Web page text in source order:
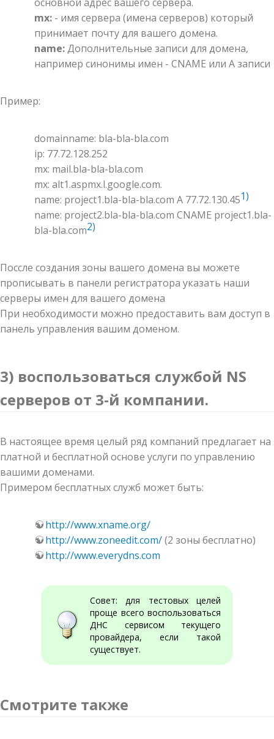
mx: - имя сервера (имена серверов) который
принимает почту для вашего домена.
name:Дополнительные записи для домена,
например синонимы имен - CNAME или A записи
Пример:
domainname: bla-bla-bla.com
ip: 77.72.128.252
mx: mail.bla-bla-bla.com
mx: alt1.aspmx.l.google.com.
name: project1.bla-bla-bla.com A 77.72.130.451)
name: project2.bla-bla-bla.com CNAME project1.bla-
bla-bla.com2)
Поссле создания зоны вашего домена вы можете
прописывать в панели регистратора указать наши
серверы имен для вашего домена
При необходимости можно предоставить вам доступ в
панель управления вашим доменом.
3) воспользоваться службой NS
серверов от 3-й компании.
В настоящее время целый ряд компаний предлагает на
платной и бесплатной основе услуги по управлению
вашими доменами.
Примером бесплатных служб может быть:
http://www.xname.org/
http://www.zoneedit.com/(2 зоны бесплатно)
http://www.everydns.com
Совет: для тестовых целей
проще всего воспользоваться
ДНС сервисом текущего
провайдера, если такой
существует.
Смотрите также